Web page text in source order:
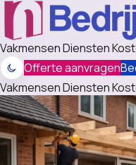
VakmensenDiensten
Offerte aanvragen
VakmensenDiensten